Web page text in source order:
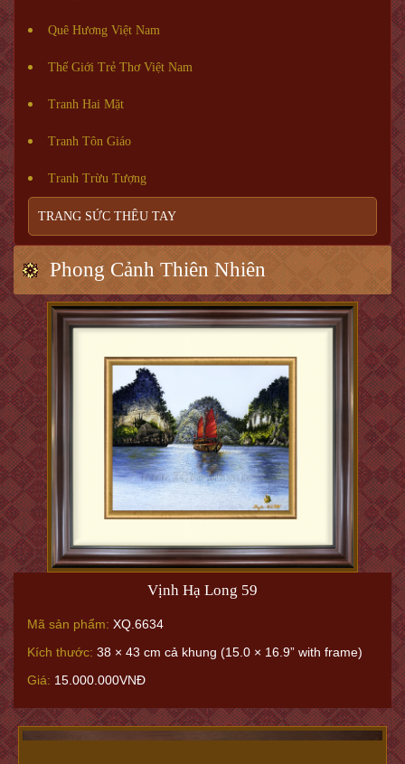
Quê Hương Việt Nam
Thế Giới Trẻ Thơ Việt Nam
Tranh Hai Mặt
Tranh Tôn Giáo
Tranh Trừu Tượng
TRANG SỨC THÊU TAY
Phong Cảnh Thiên Nhiên
Vịnh Hạ Long 59
Mã sản phẩm: XQ.6634
Kích thước: 38 × 43 cm cả khung (15.0 × 16.9” with frame)
Giá: 15.000.000VNĐ